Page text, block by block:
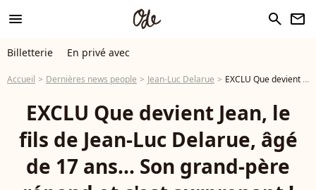
menu search newsletter
Billetterie En privé avec
Accueil Dernières news people Jean-Luc Delarue EXCLU Que devient Jean, le fils de Jean-Luc Delarue, âgé de 17 ans... Son grand-père répond et c'est surprenant !
EXCLU Que devient Jean, le
fils de Jean-Luc Delarue, âgé
de 17 ans... Son grand-père